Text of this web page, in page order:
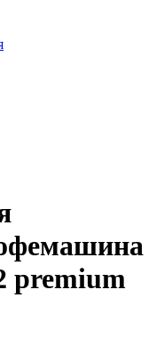
premium